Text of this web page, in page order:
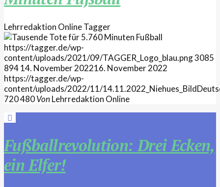
Lehrredaktion OnlineTagger
https://tagger.de/wp-
content/uploads/2021/09/TAGGER_Logo_blau.png3085
89414. November 202216. November 2022
https://tagger.de/wp-
content/uploads/2022/11/
720480VonLehrredaktion Online
Fußballrevolution: Drei Ecken,
ein Elfer!